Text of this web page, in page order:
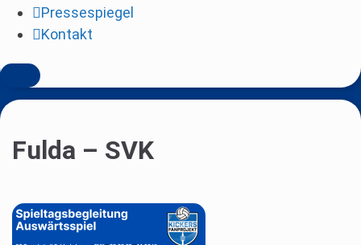
Pressespiegel
Kontakt
Fulda – SVK